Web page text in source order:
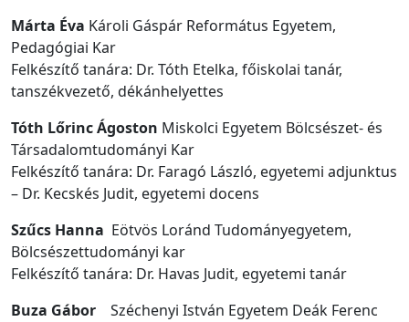
Márta Éva Károli Gáspár Református Egyetem,
Pedagógiai Kar
Felkészítő tanára: Dr. Tóth Etelka, főiskolai tanár,
tanszékvezető, dékánhelyettes
Tóth Lőrinc Ágoston Miskolci Egyetem Bölcsészet- és
Társadalomtudományi Kar
Felkészítő tanára: Dr. Faragó László, egyetemi adjunktus
– Dr. Kecskés Judit, egyetemi docens
Szűcs Hanna Eötvös Loránd Tudományegyetem,
Bölcsészettudományi kar
Felkészítő tanára: Dr. Havas Judit, egyetemi tanár
Buza Gábor Széchenyi István Egyetem Deák Ferenc